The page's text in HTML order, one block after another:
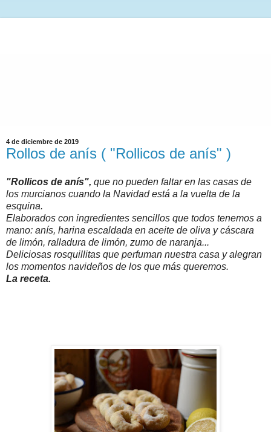
4 de diciembre de 2019
Rollos de anís ( "Rollicos de anís" )
"Rollicos de anís", que no pueden faltar en las casas de
los murcianos cuando la Navidad está a la vuelta de la
esquina.
Elaborados con ingredientes sencillos que todos tenemos a
mano: anís, harina escaldada en aceite de oliva y cáscara
de limón, ralladura de limón, zumo de naranja...
Deliciosas rosquillitas que perfuman nuestra casa y alegran
los momentos navideños de los que más queremos.
La receta.